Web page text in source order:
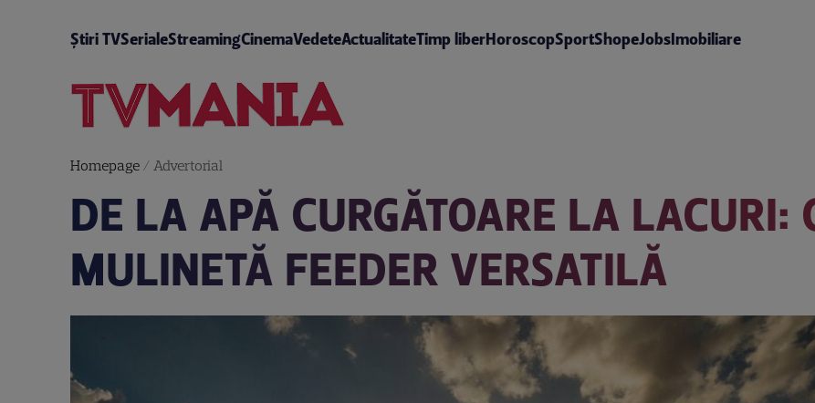
Știri TVSerialeStreamingCinemaVedeteActualitateTimp liberHoroscopSportShopeJobsImobiliare
Homepage/ Advertorial
DE LA APĂ CURGĂTOARE LA LACURI:
MULINETĂ FEEDER VERSATILĂ